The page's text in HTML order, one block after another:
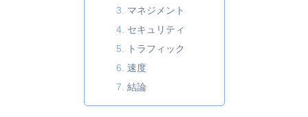
マネジメント
セキュリティ
トラフィック
速度
結論